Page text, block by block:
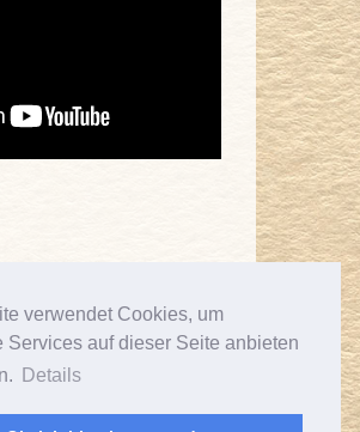
verwendet Cookies, um
Services auf dieser Seite anbieten
Details